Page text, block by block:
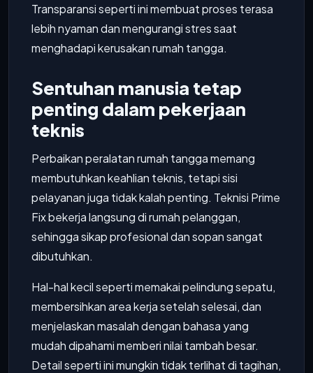
Transparansi seperti ini membuat proses terasa
lebih nyaman dan mengurangi stres saat
menghadapi kerusakan rumah tangga.
Sentuhan manusia tetap
penting dalam pekerjaan
teknis
Perbaikan peralatan rumah tangga memang
membutuhkan keahlian teknis, tetapi sisi
pelayanan juga tidak kalah penting. Teknisi Prime
Fix bekerja langsung di rumah pelanggan,
sehingga sikap profesional dan sopan sangat
dibutuhkan.
Hal-hal kecil seperti memakai pelindung sepatu,
membersihkan area kerja setelah selesai, dan
menjelaskan masalah dengan bahasa yang
mudah dipahami memberi nilai tambah besar.
Detail seperti ini mungkin tidak terlihat di tagihan,